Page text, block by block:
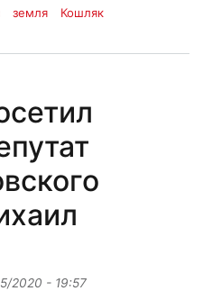
земля Кошляк
2020 - 19:57